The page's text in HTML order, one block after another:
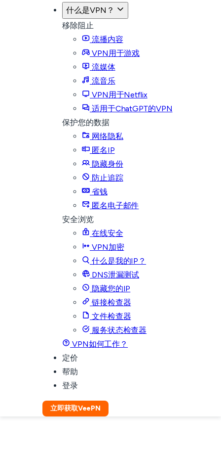
什么是VPN？
移除阻止
流播内容
VPN用于游戏
流媒体
流音乐
VPN用于Netflix
适用于ChatGPT的VPN
保护您的数据
网络隐私
匿名IP
隐藏身份
防止追踪
省钱
匿名电子邮件
安全浏览
在线安全
VPN加密
什么是我的IP？
DNS泄漏测试
隐藏您的IP
链接检查器
文件检查器
服务状态检查器
VPN如何工作？
定价
帮助
登录
立即获取VeePN